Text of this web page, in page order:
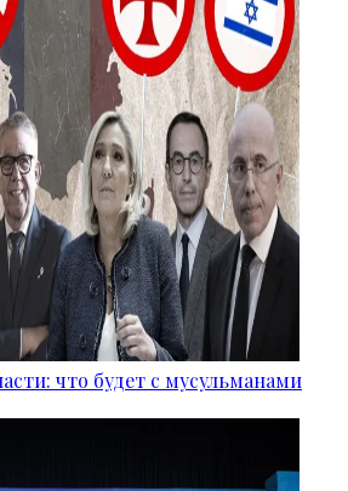
что будет с мусульманами